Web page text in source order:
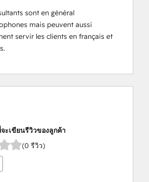
sont en général
mais peuvent aussi
servir les clients en français et
ะเขียนรีวิวของลูกค้า
(0 รีวิว)